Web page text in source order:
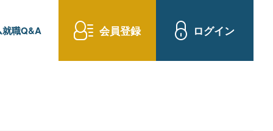
就職Q&A 会員登録 ログイン